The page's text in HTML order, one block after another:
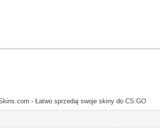
- Łatwo sprzedaj swoje skiny do CS:GO